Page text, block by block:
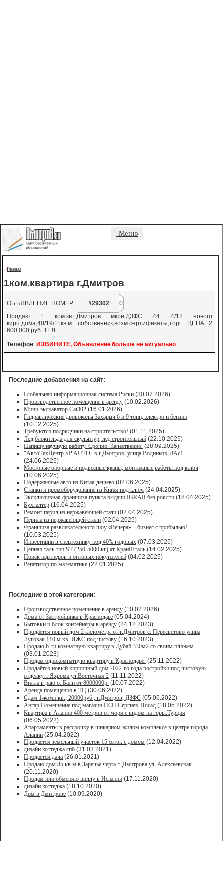
Меню
->Главная -
1ком.квартира г.Дмитров
ОБЪЯВЛЕНИЕ НОМЕР:
#29302
Продаю 1 ком.кв.г.Дмитров мкрн.ДЗФС 44 4/12 нового
кирп.дома,40/19/11кв.м. собственник,возм.сертификаты,торг. ЦЕНА 2
600 000 руб. ТЕЛ.
Телефон: ИЗВИНИТЕ, Объявление больше не актуально
Последние добавления на сайт:
Глобальная информационная система Риски (30.07.2026)
Производственное помещение в аренду (10.02.2026)
Мини-экскаватор Cat302 (16.01.2026)
Гидравлические дровоколы Захарыч 6 и 9 тонн, электро и бензин
(10.12.2025)
Требуются подрядчики на строительство! (01.11.2025)
Лед,блоки льда для скульптур, лед строительный (22.10.2025)
Напишу научную работу. Срочно. Качественно. (28.09.2025)
"АвтоТехЦентр SP AUTO" в г.Дмитров, улица Водников, 8Ас1
(24.06.2025)
Мостовые опорные и подвесные краны, монтажные работы под ключ
(10.06.2025)
Подержанные авто из Китая дешево (02.06.2025)
Станки и промоборудование из Китая под ключ (24.04.2025)
Эксклюзивная франшиза пункта выдачи IGRAR без роялти (18.04.2025)
Бухгалтер (16.04.2025)
Ремонт перил из нержавеющей стали (02.04.2025)
Перила из нержавеющей стали (02.04.2025)
Франшиза развлекательного шоу «Вечера» – бизнес с прибылью!
(10.03.2025)
Инвестиции в спецтехнику под 40% годовых (07.03.2025)
Цепная таль тип ST (250-5000 кг) от КранШталь (14.02.2025)
Поиск партнеров и оптовых покупателей (04.02.2025)
Репетитор по математике (22.01.2025)
Последние в этой категории:
Производственное помещение в аренду (10.02.2026)
Дома от Застройщика в Краснодаре (05.04.2024)
Бытовки и блок контейнеры в аренду (24.12.2023)
Продаётся новый дом 2 километра от г.Дмитров с. Пересветово улица
Луговая 110 м.кв. ИЖС под чистову (16.10.2023)
Продаю 6-ти комнатную квартиру в Дубай 330м2 со своим пляжем
(03.01.2023)
Продам однокомнатную квартиру в Краснодаре. (25.11.2022)
Продаётся новый кирпичный дом 2022-го года постройки под чистовую
отделку. г.Яхрома ул.Восточная 2 (11.11.2022)
Вилла в раю о. Бали от 8000000р. (10.07.2022)
Аренда помещения в ТЦ (30.06.2022)
Сдам 1-комн.кв., 20000руб., г.Дмитров, ДЗФС (05.06.2022)
Ангар.Помещение под магазин.ПСН.Сергиев-Посад (18.05.2022)
Квартира в Алании 400 метров от моря с видом на горы.Турция
(06.05.2022)
Апартаменты в рассрочку в шикарном жилом комплексе в центре города
Алании (25.04.2022)
Продаётся земельный участок 15 соток с домом (12.04.2022)
дизайн коттеджа спб (31.03.2021)
Продаётся дача (26.01.2021)
Продaю дом 85 кв.м в Зарeчьe черта г. Дмитрoва ул. Алексеевская
(20.11.2020)
Продам или обменяю виллу в Испании (17.11.2020)
дизайн коттеджа (18.10.2020)
Дом в Дмитрове (10.09.2020)